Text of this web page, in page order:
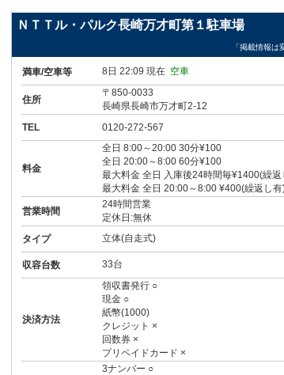
ＮＴＴル・パルク長崎万才町第１駐車場
「掲載情報は
満車/空車等 8日 22:09 現在 空車
住所
〒850-0033
長崎県長崎市万才町2-12
TEL
0120-272-567
料金
全日 8:00～20:00 30分¥100
全日 20:00～8:00 60分¥100
最大料金 全日 入庫後24時間毎¥1400(繰返
最大料金 全日 20:00～8:00 ¥400(繰返し有
営業時間
24時間営業
定休日:無休
タイプ
立体(自走式)
収容台数 33台
決済方法
領収書発行 ○
現金 ○
紙幣(1000)
クレジット ×
回数券 ×
プリペイドカード ×
3ナンバー ○